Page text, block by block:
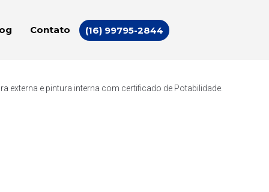
Contato (16) 99795-2844
e pintura interna com certificado de Potabilidade.